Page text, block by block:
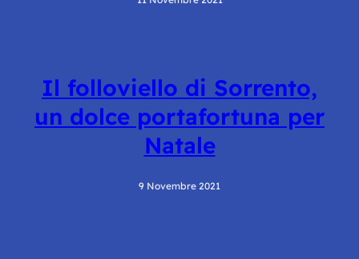
Il folloviello di Sorrento,
un dolce portafortuna per
Natale
9 Novembre 2021